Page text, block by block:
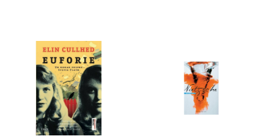
13 14